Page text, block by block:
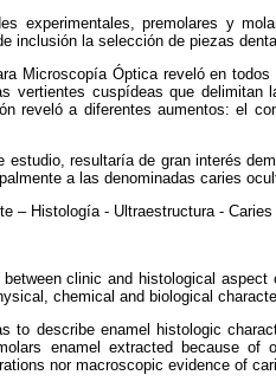
experimentales, premolares y
inclusión la selección de piezas
Microscopía Óptica reveló en
vertientes cuspídeas que
reveló a diferentes aumentos: el
estudio, resultaría de gran interés
a las denominadas caries
– Histología - Ultraestructura -
clinic and histological
chemical and biological
to describe enamel histologic
enamel extracted because
nor macroscopic evidence of